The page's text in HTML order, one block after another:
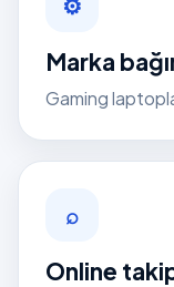
Marka
Gaming
⌕
Online